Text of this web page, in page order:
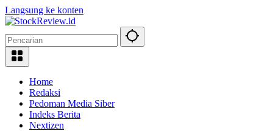
Langsung ke konten
Home
Redaksi
Pedoman Media Siber
Indeks Berita
Nextizen